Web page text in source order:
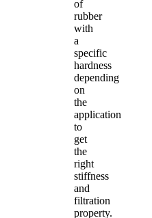
of
rubber
with
a
specific
hardness
depending
on
the
application
to
get
the
right
stiffness
and
filtration
property.